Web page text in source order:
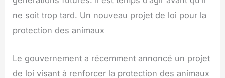
ne soit trop tard. Un nouveau projet de loi pour la
protection des animaux
Le gouvernement a récemment annoncé un projet
de loi visant à renforcer la protection des animaux